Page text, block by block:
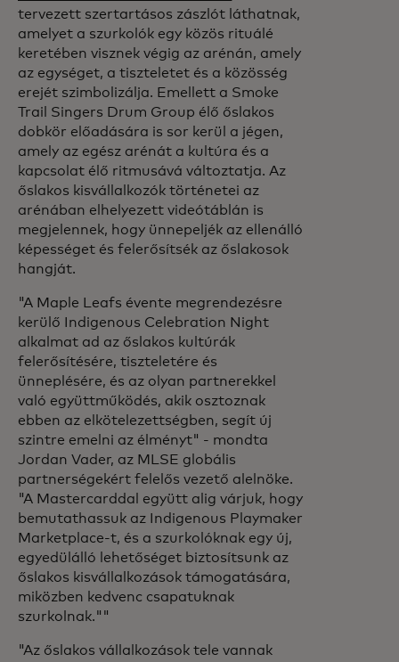
tervezett szertartásos zászlót láthatnak,
amelyet a szurkolók egy közös rituálé
keretében visznek végig az arénán, amely
az egységet, a tiszteletet és a közösség
erejét szimbolizálja. Emellett a Smoke
Trail Singers Drum Group élő őslakos
dobkör előadására is sor kerül a jégen,
amely az egész arénát a kultúra és a
kapcsolat élő ritmusává változtatja. Az
őslakos kisvállalkozók történetei az
arénában elhelyezett videótáblán is
megjelennek, hogy ünnepeljék az ellenálló
képességet és felerősítsék az őslakosok
hangját.
"A Maple Leafs évente megrendezésre
kerülő Indigenous Celebration Night
alkalmat ad az őslakos kultúrák
felerősítésére, tiszteletére és
ünneplésére, és az olyan partnerekkel
való együttműködés, akik osztoznak
ebben az elkötelezettségben, segít új
szintre emelni az élményt" - mondta
Jordan Vader, az MLSE globális
partnerségekért felelős vezető alelnöke.
"A Mastercarddal együtt alig várjuk, hogy
bemutathassuk az Indigenous Playmaker
Marketplace-t, és a szurkolóknak egy új,
egyedülálló lehetőséget biztosítsunk az
őslakos kisvállalkozások támogatására,
miközben kedvenc csapatuknak
szurkolnak.""
"Az őslakos vállalkozások tele vannak